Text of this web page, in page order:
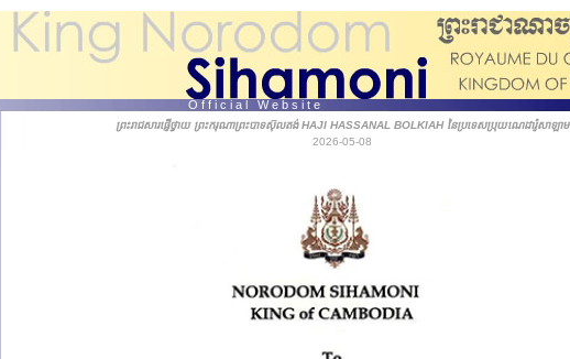
O f f i c i a l W e b s i t e
ព្រះរាជសារផ្ញើថ្វាយ ព្រះករុណាព្រះបាទស៊ុលតង់ HAJI HASSANAL BOLKIAH នៃប្រទេសប្រុយណេដារ៉ូសាឡាម
2026-05-08